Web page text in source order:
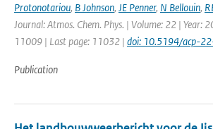
Protonotariou, B Johnson, JE Penner, N Bellouin,
Journal: Atmos. Chem. Phys. | Volume: 22 | Year:
11009 | Last page: 11032 | doi: 10.5194/acp-
Publication